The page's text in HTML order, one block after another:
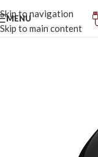
Skip to navigation
Skip to main content
MENU